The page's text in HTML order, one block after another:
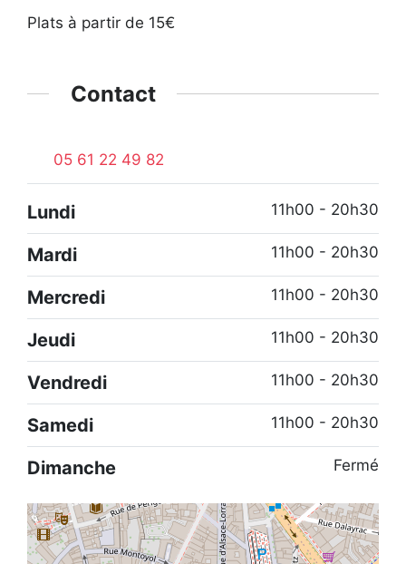
Plats à partir de 15€
Contact
05 61 22 49 82
Lundi 11h00 - 20h30
Mardi 11h00 - 20h30
Mercredi 11h00 - 20h30
Jeudi 11h00 - 20h30
Vendredi 11h00 - 20h30
Samedi 11h00 - 20h30
Dimanche Fermé